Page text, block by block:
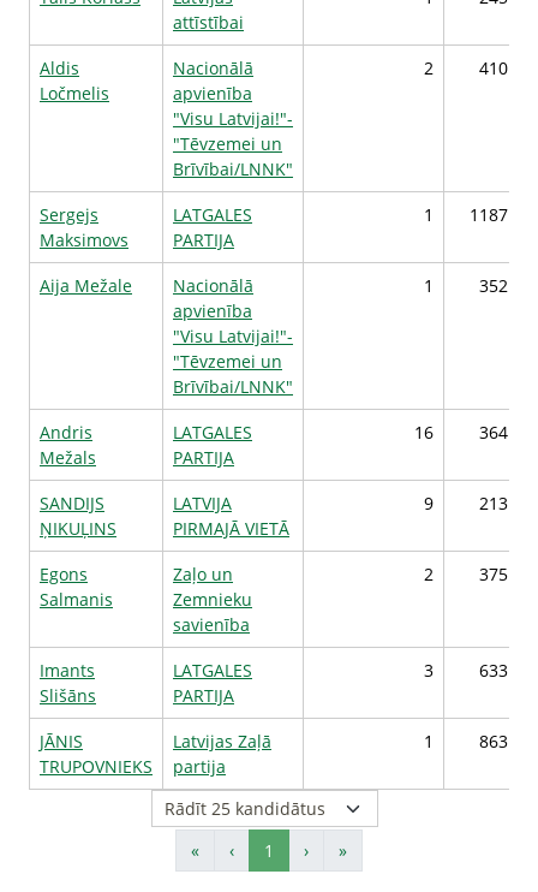
attīstībai
Aldis
Ločmelis
Nacionālā
apvienība
"Visu Latvijai!"-
"Tēvzemei un
Brīvībai/LNNK"
2 410
Sergejs
Maksimovs
LATGALES
PARTIJA
1 1187
Aija Mežale
Nacionālā
apvienība
"Visu Latvijai!"-
"Tēvzemei un
Brīvībai/LNNK"
1 352
Andris
Mežals
LATGALES
PARTIJA
16 364
SANDIJS
ŅIKUĻINS
LATVIJA
PIRMAJĀ VIETĀ
9 213
Egons
Salmanis
Zaļo un
Zemnieku
savienība
2 375
Imants
Slišāns
LATGALES
PARTIJA
3 633
JĀNIS
TRUPOVNIEKS
Latvijas Zaļā
partija
1 863
« ‹ 1 › »